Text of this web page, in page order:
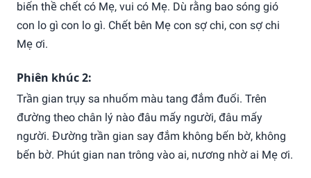
biến thề chết có Mẹ, vui có Mẹ. Dù rằng bao sóng gió
con lo gì con lo gì. Chết bên Mẹ con sợ chi, con sợ chi
Mẹ ơi.
Phiên khúc 2:
Trần gian trụy sa nhuốm màu tang đắm đuối. Trên
đường theo chân lý nào đâu mấy người, đâu mấy
người. Đường trần gian say đắm không bến bờ, không
bến bờ. Phút gian nan trông vào ai, nương nhờ ai Mẹ ơi.